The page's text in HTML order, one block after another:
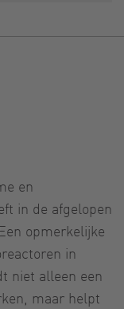
en
in de afgelopen
opmerkelijke
in
niet alleen een
maar helpt